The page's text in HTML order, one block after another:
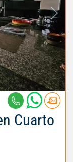
Cuarto